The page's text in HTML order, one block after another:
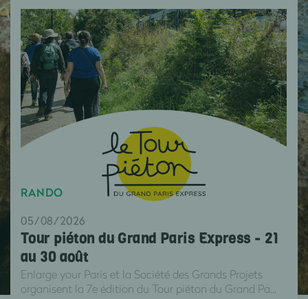
RANDO
05/08/2026
Tour piéton du Grand Paris Express - 21
au 30 août
Enlarge your Paris et la Société des Grands Projets
organisent la 7e édition du Tour piéton du Grand Pa...